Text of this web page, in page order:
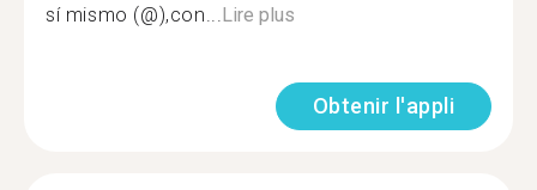
sí mismo (@),con... Lire plus
Obtenir l'appli